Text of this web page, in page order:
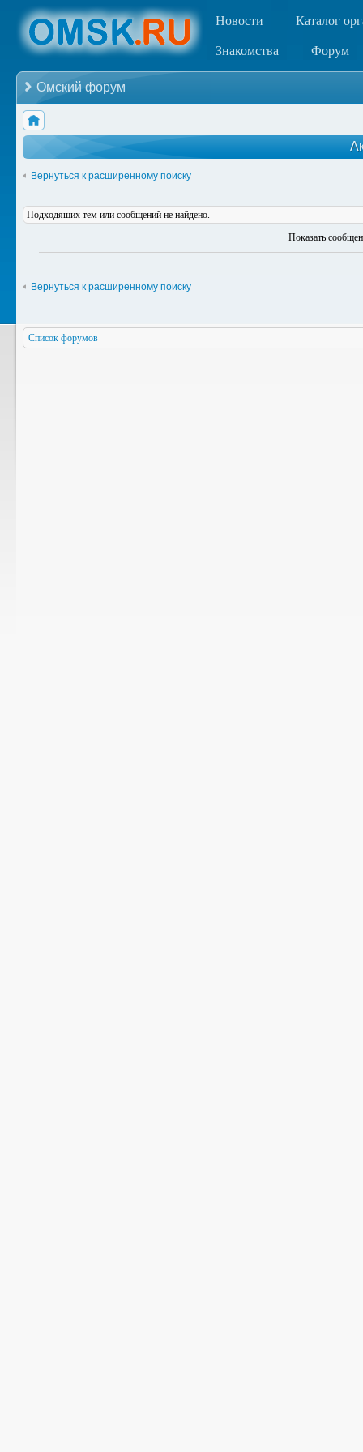
Новости Каталог
Знакомства Форум
Омский форум
Вернуться к расширенному поиску
Подходящих тем или сообщений не найдено.
Показать
Вернуться к расширенному поиску
Список форумов